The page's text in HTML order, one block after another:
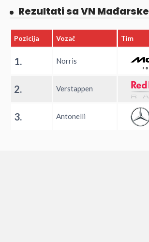
Rezultati sa VN Mađarske
Pozicija Vozač Tim
1. Norris
2. Verstappen
3. Antonelli